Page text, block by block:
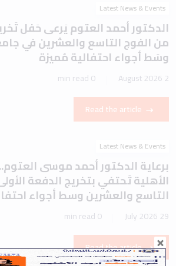
Latest News & Events
الدكتور أحمد العتوم يَرعى حَفل
من الفوج التاسع والعشرين في
وسَط أجواء احتفالية مُميزة
2 August 2026
0 min read
Read the article
Latest News & Events
برعاية الدكتور أحمد موسى
الأهلية تَحتفي بتخريج الدفعة
التاسع والعشرين وسط أجواء
29 July 2026
0 min read
Read the article